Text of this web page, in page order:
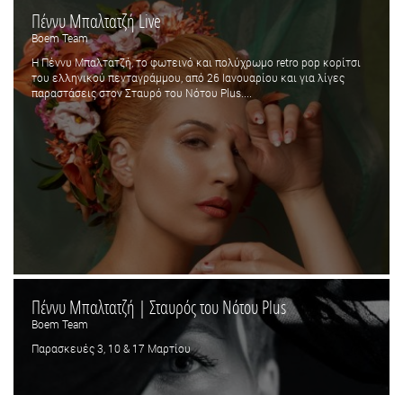
Πέννυ Μπαλτατζή Live
Boem Team
Η Πέννυ Μπαλτατζή, το φωτεινό και πολύχρωμο retro pop κορίτσι
του ελληνικού πενταγράμμου, από 26 Ιανουαρίου και για λίγες
παραστάσεις στον Σταυρό του Νότου Plus....
Πέννυ Μπαλτατζή | Σταυρός του Νότου Plus
Boem Team
Παρασκευές 3, 10 & 17 Μαρτίου